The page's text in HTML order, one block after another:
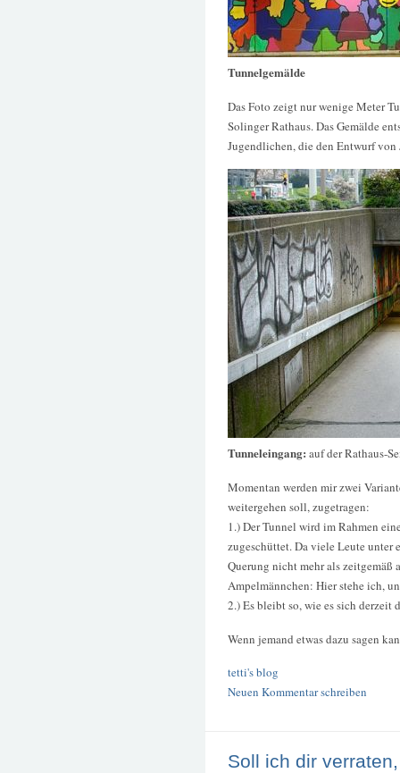
Tunnelgemälde
Das Foto zeigt nur wenige Meter
Solinger Rathaus. Das Gemälde
Jugendlichen, die den Entwurf von
Tunneleingang: auf der Rathaus-
Momentan werden mir zwei
weitergehen soll, zugetragen:
1.) Der Tunnel wird im Rahmen
zugeschüttet. Da viele Leute unter
Querung nicht mehr als zeitgemäß
Ampelmännchen: Hier stehe ich,
2.) Es bleibt so, wie es sich derzeit
Wenn jemand etwas dazu sagen
tetti's blog
Neuen Kommentar schreiben
Soll ich dir